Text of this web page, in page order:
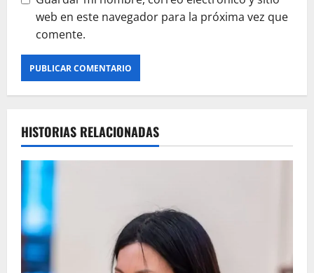
web en este navegador para la próxima vez que
comente.
HISTORIAS RELACIONADAS